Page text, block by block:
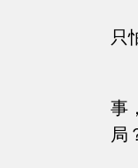
只
事
局